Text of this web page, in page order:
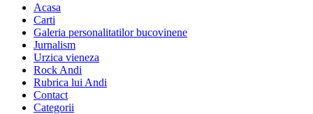
Acasa
Carti
Galeria personalitatilor bucovinene
Jurnalism
Urzica vieneza
Rock Andi
Rubrica lui Andi
Contact
Categorii